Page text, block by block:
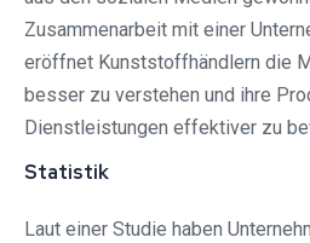
Zusammenarbeit mit einer
eröffnet Kunststoffhändlern die
besser zu verstehen und ihre
Dienstleistungen effektiver zu
Statistik
Laut einer Studie haben